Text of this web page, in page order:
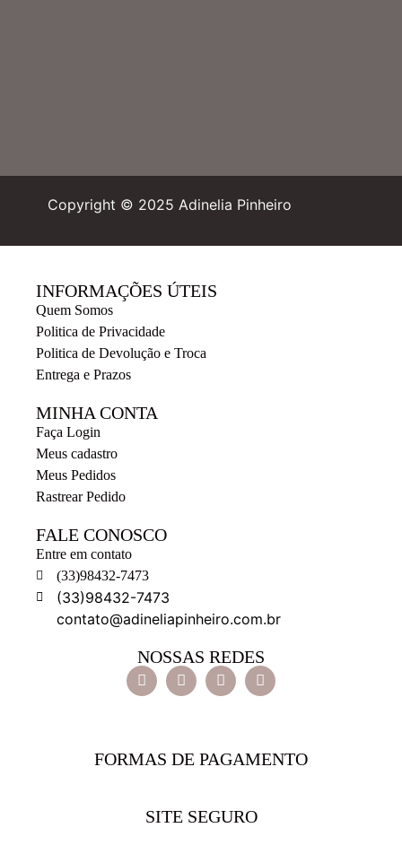
Copyright © 2025 Adinelia Pinheiro
INFORMAÇÕES ÚTEIS
Quem Somos
Politica de Privacidade
Politica de Devolução e Troca
Entrega e Prazos
MINHA CONTA
Faça Login
Meus cadastro
Meus Pedidos
Rastrear Pedido
FALE CONOSCO
Entre em contato
(33)98432-7473
(33)98432-7473
contato@adineliapinheiro.com.br
NOSSAS REDES
FORMAS DE PAGAMENTO
SITE SEGURO